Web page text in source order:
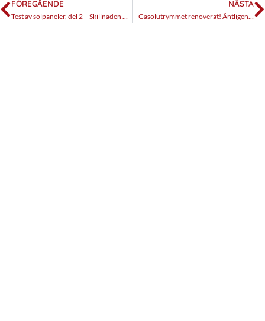
FÖREGÅENDE
Test av solpaneler, del 2 – Skillnaden mellan tjock och tunn panel
NÄSTA
Gasolutrymmet renoverat! Äntligen…